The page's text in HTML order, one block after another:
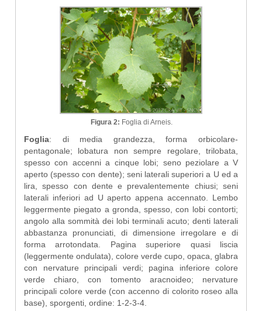
Figura 2: Foglia di Arneis.
Foglia: di media grandezza, forma orbicolare-
pentagonale; lobatura non sempre regolare, trilobata,
spesso con accenni a cinque lobi; seno peziolare a V
aperto (spesso con dente); seni laterali superiori a U ed a
lira, spesso con dente e prevalentemente chiusi; seni
laterali inferiori ad U aperto appena accennato. Lembo
leggermente piegato a gronda, spesso, con lobi contorti;
angolo alla sommità dei lobi terminali acuto; denti laterali
abbastanza pronunciati, di dimensione irregolare e di
forma arrotondata. Pagina superiore quasi liscia
(leggermente ondulata), colore verde cupo, opaca, glabra
con nervature principali verdi; pagina inferiore colore
verde chiaro, con tomento aracnoideo; nervature
principali colore verde (con accenno di colorito roseo alla
base), sporgenti, ordine: 1-2-3-4.